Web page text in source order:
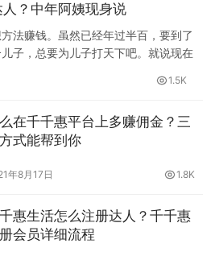
？中年阿姨现身说
法赚钱。虽然已经年过半百，要到了
子，总要为儿子打天下吧。就说现在
1.5K
在千千惠平台上多赚佣金？三
式能帮到你
年8月17日 1.8K
惠生活怎么注册达人？千千惠
会员详细流程